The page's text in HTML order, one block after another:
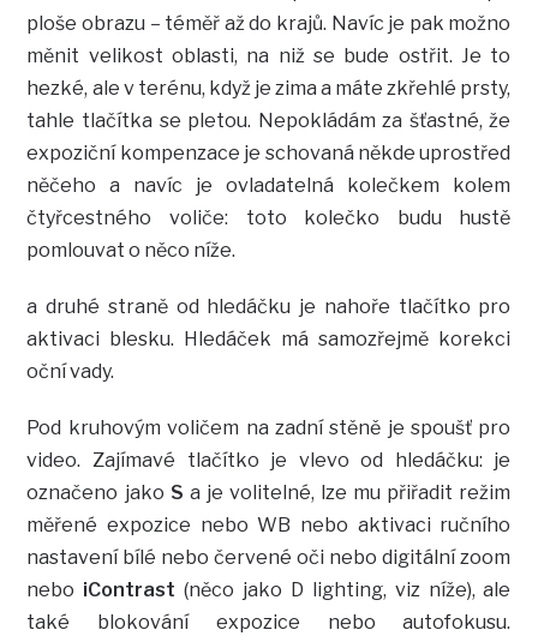
ploše obrazu – téměř až do krajů. Navíc je pak možno
měnit velikost oblasti, na niž se bude ostřit. Je to
hezké, ale v terénu, když je zima a máte zkřehlé prsty,
tahle tlačítka se pletou. Nepokládám za šťastné, že
expoziční kompenzace je schovaná někde uprostřed
něčeho a navíc je ovladatelná kolečkem kolem
čtyřcestného voliče: toto kolečko budu hustě
pomlouvat o něco níže.
a druhé straně od hledáčku je nahoře tlačítko pro
aktivaci blesku. Hledáček má samozřejmě korekci
oční vady.
Pod kruhovým voličem na zadní stěně je spoušť pro
video. Zajímavé tlačítko je vlevo od hledáčku: je
označeno jako S a je volitelné, lze mu přiřadit režim
měřené expozice nebo WB nebo aktivaci ručního
nastavení bílé nebo červené oči nebo digitální zoom
nebo iContrast (něco jako D lighting, viz níže), ale
také blokování expozice nebo autofokusu.